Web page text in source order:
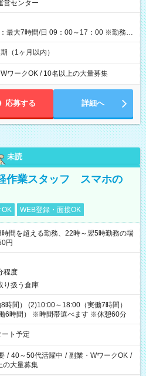
験 7:00～13:30（休憩なし） 時給1,300
時間＝日収8,400円＋交通費 【試用期
営センター
最大7時間/日 09：00～17：00 ※勤務時
ります。
（1ヶ月以内）
ワークOK / 10名以上の大量募集
応募する 詳細へ
未読
作業スタッフ スマホの
OK WEB登録・面接OK
間を超える勤務、22時～翌5時勤務の場
円
程度
り扱う倉庫
時間） (2)10:00～18:00（実働7時間）
6時間） ※時間帯選べます ※休憩60分
ト予定
/ 40～50代活躍中 / 副業・WワークOK /
の大量募集